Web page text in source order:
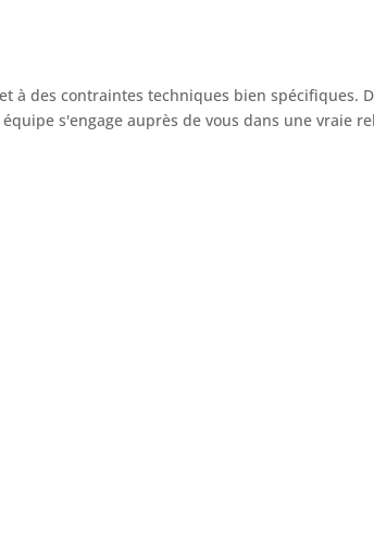
à des contraintes techniques bien spécifiques.
s'engage auprès de vous dans une vraie